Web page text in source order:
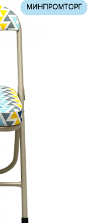
МИНПРОМТОРГ